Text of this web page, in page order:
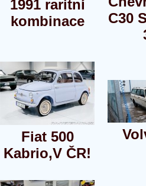
1991 raritní
kombinace
C30
Fiat 500
Kabrio,V ČR!